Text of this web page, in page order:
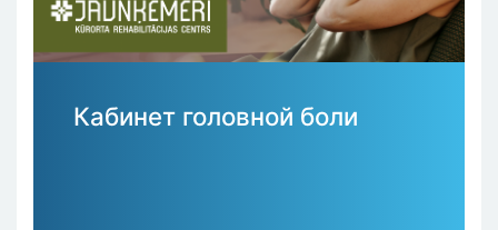
Кабинет головной боли